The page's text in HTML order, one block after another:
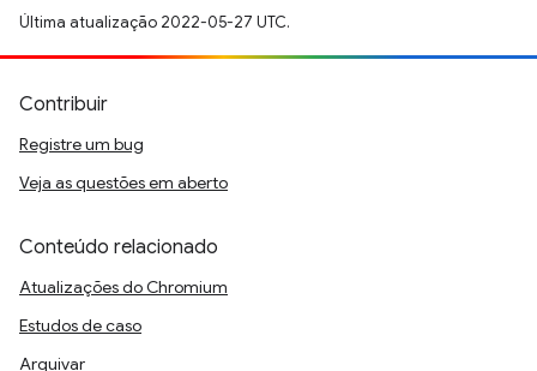
Última atualização 2022-05-27 UTC.
Contribuir
Registre um bug
Veja as questões em aberto
Conteúdo relacionado
Atualizações do Chromium
Estudos de caso
Arquivar